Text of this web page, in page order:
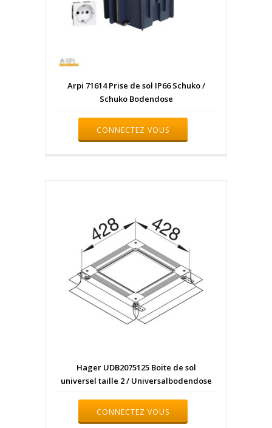
Arpi 71614 Prise de sol IP66 Schuko /
Schuko Bodendose
CONNECTEZ VOUS
Hager UDB2075125 Boite de sol
universel taille 2 / Universalbodendose
CONNECTEZ VOUS